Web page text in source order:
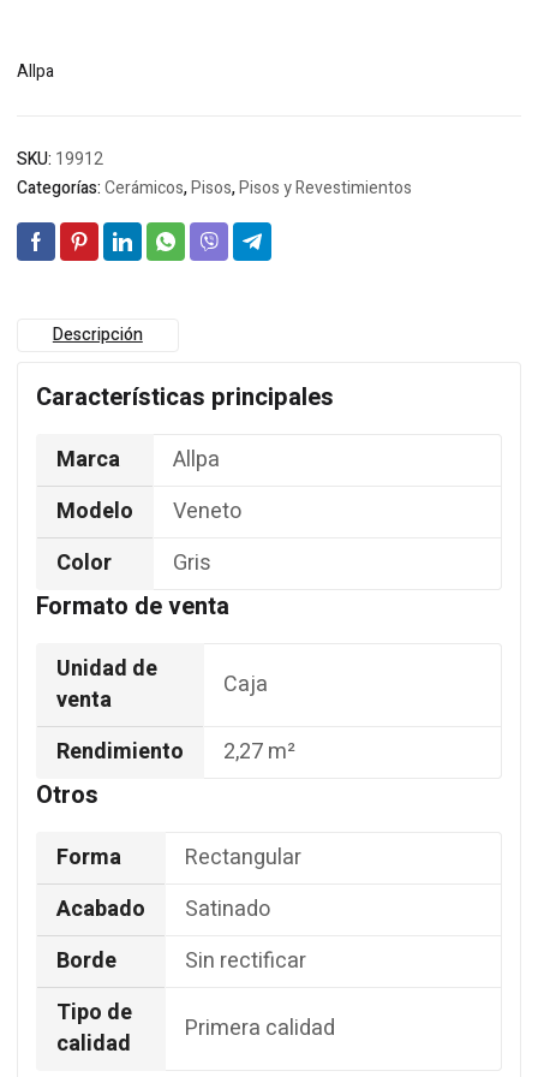
Allpa
SKU: 19912
Categorías:Cerámicos,Pisos,Pisos y Revestimientos
Descripción
Características principales
Marca
Allpa
Modelo
Veneto
Color
Gris
Formato de venta
Unidad de
venta
Caja
Rendimiento 2,27 m²
Otros
Forma
Rectangular
Acabado
Satinado
Borde
Sin rectificar
Tipo de
calidad
Primera calidad